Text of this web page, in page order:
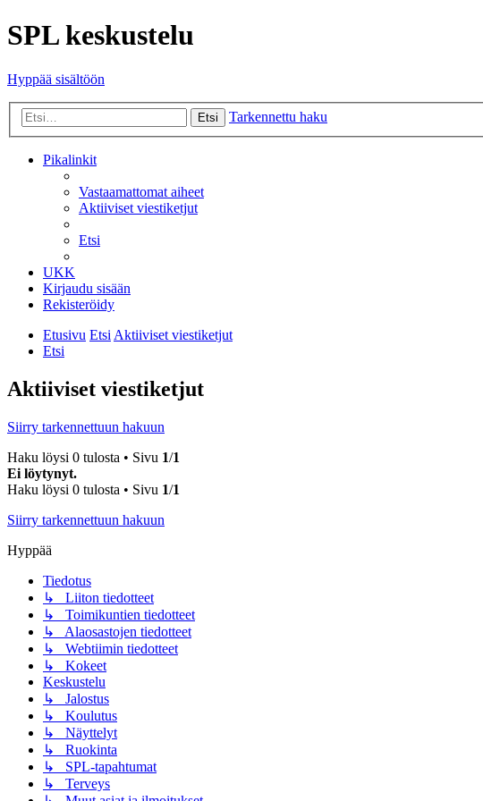
SPL keskustelu
Hyppää sisältöön
Etsi Tarkennettu haku
Pikalinkit
Vastaamattomat aiheet
Aktiiviset viestiketjut
Etsi
UKK
Kirjaudu sisään
Rekisteröidy
Etusivu EtsiAktiiviset viestiketjut
Etsi
Aktiiviset viestiketjut
Siirry tarkennettuun hakuun
Haku löysi 0 tulosta • Sivu 1/1
Ei löytynyt.
Haku löysi 0 tulosta • Sivu 1/1
Siirry tarkennettuun hakuun
Hyppää
Tiedotus
↳ Liiton tiedotteet
↳ Toimikuntien tiedotteet
↳ Alaosastojen tiedotteet
↳ Webtiimin tiedotteet
↳ Kokeet
Keskustelu
↳ Jalostus
↳ Koulutus
↳ Näyttelyt
↳ Ruokinta
↳ SPL-tapahtumat
↳ Terveys